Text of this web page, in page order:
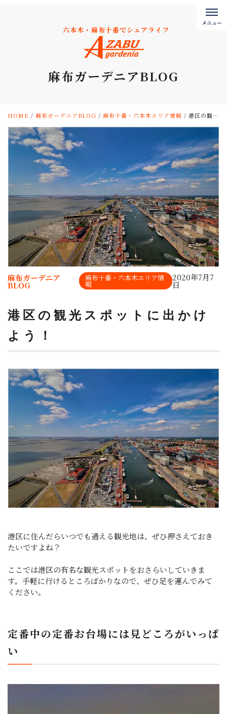
六本木・麻布十番でシェアライフ
麻布ガーデニアBLOG
HOME / 麻布ガーデニアBLOG / 麻布十番・六本木エリア情報 / 港区の観光スポットに出かけよう！
麻布ガーデニア
BLOG
麻布十番・六本木エリア情
報
2020年7月7
日
港区の観光スポットに出かけ
よう！
港区に住んだらいつでも通える観光地は、ぜひ押さえておき
たいですよね？
ここでは港区の有名な観光スポットをおさらいしていきま
す。手軽に行けるところばかりなので、ぜひ足を運んでみて
ください。
定番中の定番お台場には見どころがいっぱ
い